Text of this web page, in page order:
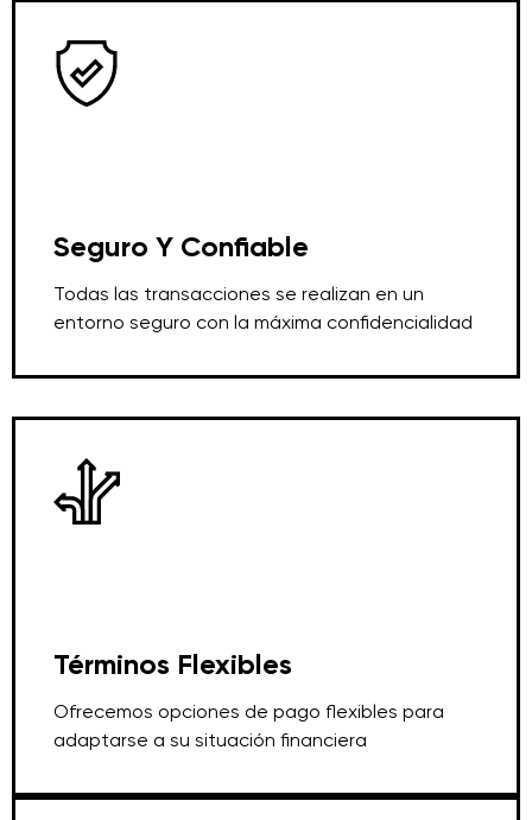
Seguro Y Confiable
Todas las transacciones se realizan en un
entorno seguro con la máxima confidencialidad
Términos Flexibles
Ofrecemos opciones de pago flexibles para
adaptarse a su situación financiera